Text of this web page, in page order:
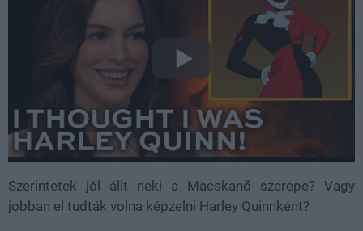
Szerintetek jól állt neki a Macskanő szerepe? Vagy
jobban el tudták volna képzelni Harley Quinnként?